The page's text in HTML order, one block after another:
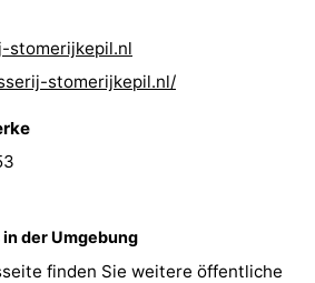
stomerijkepil.nl
stomerijkepil.nl/
der Umgebung
finden Sie weitere öffentliche